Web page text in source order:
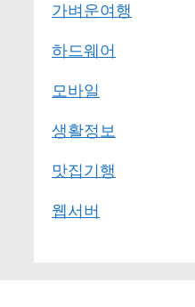
가벼운여행
하드웨어
모바일
생활정보
맛집기행
웹서버